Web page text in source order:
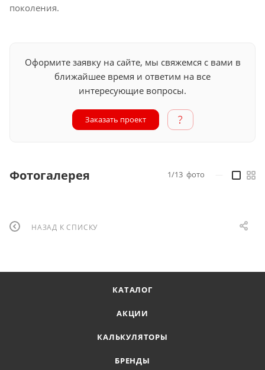
поколения.
Оформите заявку на сайте, мы свяжемся с вами в
ближайшее время и ответим на все
интересующие вопросы.
Заказать проект
Фотогалерея 1/13 фото
НАЗАД К СПИСКУ
КАТАЛОГ
АКЦИИ
КАЛЬКУЛЯТОРЫ
БРЕНДЫ